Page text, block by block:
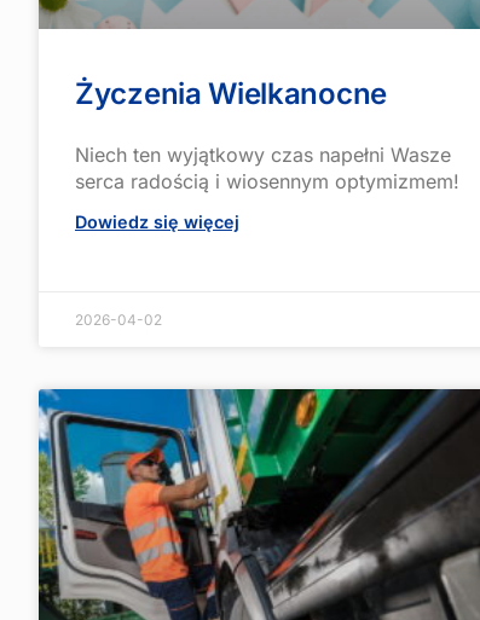
Życzenia Wielkanocne
Niech ten wyjątkowy czas napełni Wasze
serca radością i wiosennym optymizmem!
Dowiedz się więcej
2026-04-02